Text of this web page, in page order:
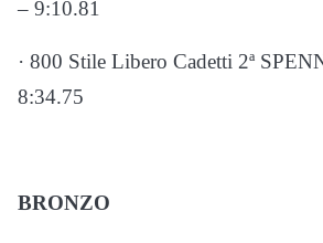
– 9:10.81
· 800 Stile Libero Cadetti 2ª
8:34.75
BRONZO